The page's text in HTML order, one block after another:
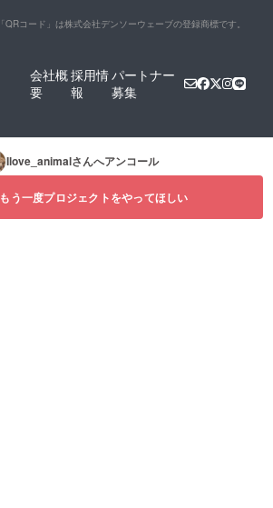
「QRコード」は株式会社デンソーウェーブの登録商標です。
会社概
要
採用情
報
パートナー
募集
Ilove_animalさんへアンコール
もう一度プロジェクトをやってほしい